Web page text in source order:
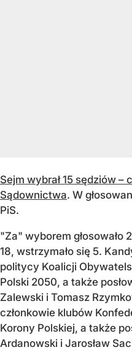
Sejm wybrał 15 sędziów –
Sądownictwa. W
PiS.
"Za" wyborem głosowało
18, wstrzymało się 5.
politycy Koalicji
Polski 2050, a także
Zalewski i Tomasz
członkowie klubów
Korony Polskiej, a także
Ardanowski i Jarosław